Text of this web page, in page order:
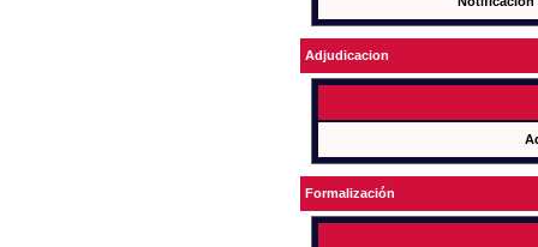
Adjudicacion
Formalización